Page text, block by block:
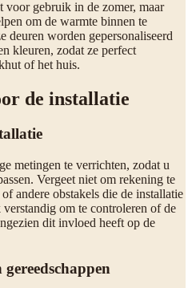
voor gebruik in de zomer, maar
om de warmte binnen te
deuren worden gepersonaliseerd
kleuren, zodat ze perfect
of het huis.
de installatie
metingen te verrichten, zodat u
Vergeet niet om rekening te
andere obstakels die de installatie
om te controleren of de
dit invloed heeft op de